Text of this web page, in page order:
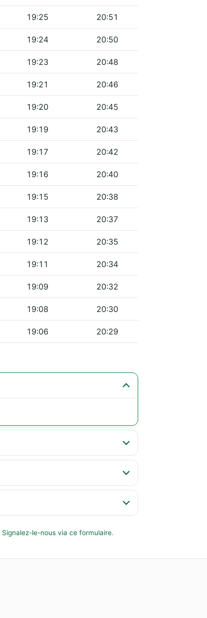
19:25 20:51
19:24 20:50
19:23 20:48
19:21 20:46
19:20 20:45
19:19 20:43
19:17 20:42
19:16 20:40
19:15 20:38
19:13 20:37
19:12 20:35
19:11 20:34
19:09 20:32
19:08 20:30
19:06 20:29
Signalez-le-nous via ce formulaire.